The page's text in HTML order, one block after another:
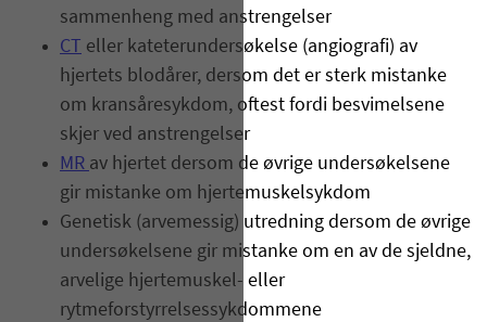
sammenheng med anstrengelser
CT eller kateterundersøkelse (angiografi) av
hjertets blodårer, dersom det er sterk mistanke
om kransåresykdom, oftest fordi besvimelsene
skjer ved anstrengelser
MR av hjertet dersom de øvrige undersøkelsene
gir mistanke om hjertemuskelsykdom
Genetisk (arvemessig) utredning dersom de øvrige
undersøkelsene gir mistanke om en av de sjeldne,
arvelige hjertemuskel- eller
rytmeforstyrrelsessykdommene